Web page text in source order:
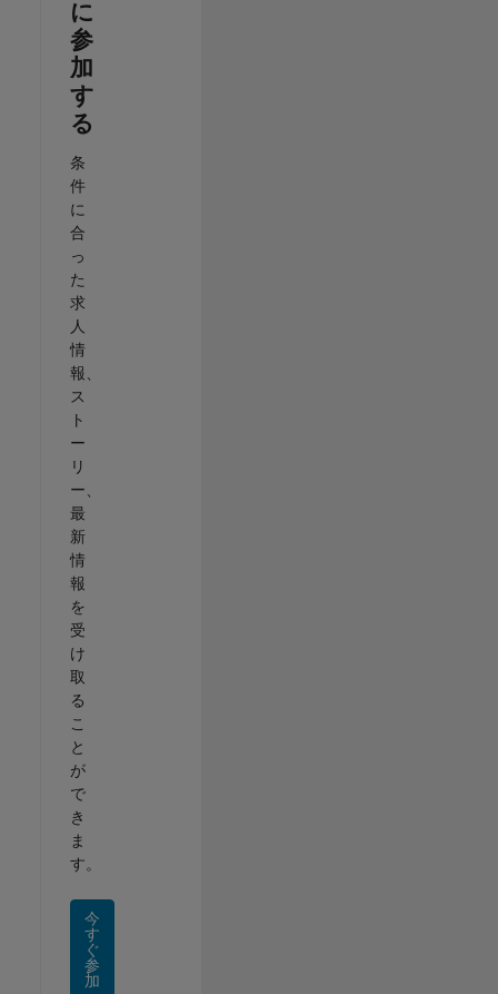
に
参
加
す
る
条
件
に
合
っ
た
求
人
情
報、
ス
ト
ー
リ
ー、
最
新
情
報
を
受
け
取
る
こ
と
が
で
き
ま
す。
今
す
ぐ
参
加